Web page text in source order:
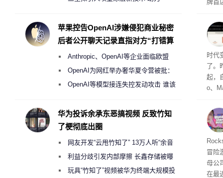
牌首
者
与西
时代
了。
起，
o、
和
命令
起
防御
气将
发效
期
冒险
母公
在最
度
苹果控告OpenAI涉嫌侵犯商业秘密
后者公开聊天记录直指对方“打错算
Anthropic、OpenAI等企业面临欧盟
《人工智能法案》全新执法权限审查
OpenAI为网红举办奢华夏令营被批：
2000美元一晚 遭讽“反乌托邦”
OpenAI等模型接连失控发动攻击 谁该
华为投诉余承东恶搞视频 反致竹知
了梗彻底出圈
网友开发“云甩竹知了” 13万人听“余音
绕梁”利益分歧引发内部摩擦 长鑫存储被曝
曾将华为驻场工程师驱逐出研发基地
玩具“竹知了”视频被华为终端大规模投